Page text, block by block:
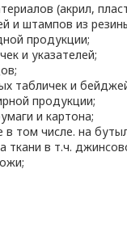
(акрил,
и штампов из
продукции;
и указателей;
табличек и
продукции;
и картона;
в том числе. на
ткани в т.ч.